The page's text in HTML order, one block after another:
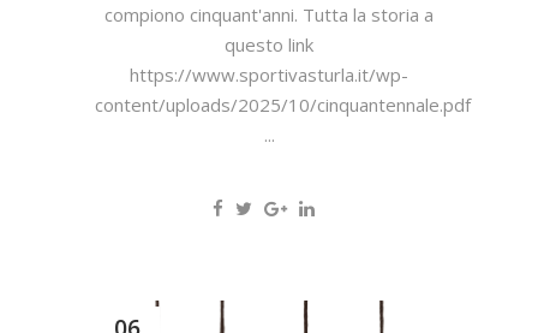
compiono cinquant'anni. Tutta la storia a
questo link
https://www.sportivasturla.it/wp-
content/uploads/2025/10/cinquantennale.pdf
...